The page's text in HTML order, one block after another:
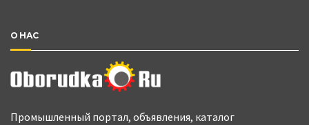
О НАС
Промышленный портал, объявления, каталог